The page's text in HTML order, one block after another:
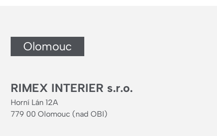
Olomouc
RIMEX INTERIER s.r.o.
Horní Lán 12A
779 00 Olomouc (nad OBI)